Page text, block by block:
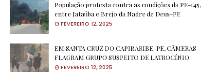
População protesta contra as condições da PE-145,
entre Jataúba e Brejo da Nadre de Deus-PE
FEVEREIRO 12, 2025
EM SANTA CRUZ DO CAPIBARIBE-PE, CÂMERAS
FLAGRAM GRUPO SUSPEITO DE LATROCÍNIO
FEVEREIRO 12, 2025